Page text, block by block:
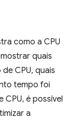
como a CPU
quais
CPU, quais
tempo foi
é possível
a